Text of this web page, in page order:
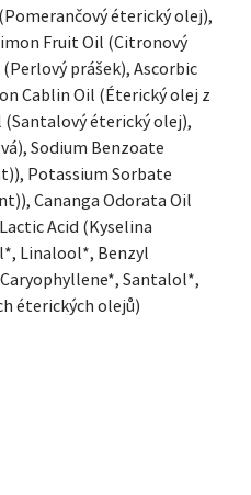
éterický olej),
Fruit Oil (Citronový
prášek), Ascorbic
Cablin Oil (Éterický olej z
éterický olej),
Sodium Benzoate
Potassium Sorbate
Cananga Odorata Oil
Acid (Kyselina
Linalool*, Benzyl
Santalol*,
éterických olejů)